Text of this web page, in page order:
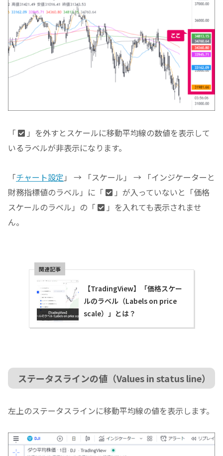
「
」を外すとスケールに移動平均線の数値を表示して
いるラベルが非表示になります。
「チャート設定 」 → 「スケール」 → 「インジケーターと
財務指標値のラベル」に「
」が入っていないと「価格
スケールのラベル」の「
」を入れても表示されませ
ん。
【TradingView】「価格スケー
ルのラベル（Labels on price
scale）」とは？
ステータスラインの値（Values in status line）
左上のステータスラインに移動平均線の値を表示します。